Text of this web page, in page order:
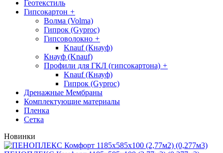
Геотекстиль
Гипсокартон +
Волма (Volma)
Гипрок (Gyproc)
Гипсоволокно +
Knauf (Кнауф)
Кнауф (Knauf)
Профили для ГКЛ (гипсокартона) +
Knauf (Кнауф)
Гипрок (Gyproc)
Дренажные Мембраны
Комплектующие материалы
Пленка
Сетка
Новинки